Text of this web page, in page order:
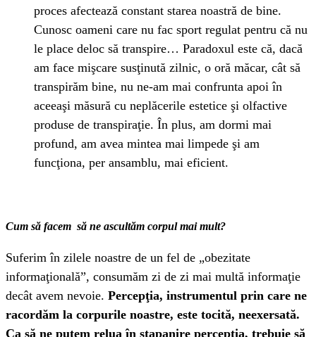
proces afectează constant starea noastră de bine.
Cunosc oameni care nu fac sport regulat pentru că nu
le place deloc să transpire… Paradoxul este că, dacă
am face mişcare susţinută zilnic, o oră măcar, cât să
transpirăm bine, nu ne-am mai confrunta apoi în
aceeaşi măsură cu neplăcerile estetice şi olfactive
produse de transpiraţie. În plus, am dormi mai
profund, am avea mintea mai limpede şi am
funcţiona, per ansamblu, mai eficient.
Cum să facem să ne ascultăm corpul mai mult?
Suferim în zilele noastre de un fel de „obezitate
informaţională”, consumăm zi de zi mai multă informaţie
decât avem nevoie. Percepţia, instrumentul prin care ne
racordăm la corpurile noastre, este tocită, neexersată.
Ca să ne putem relua în stapanire percepţia, trebuie să